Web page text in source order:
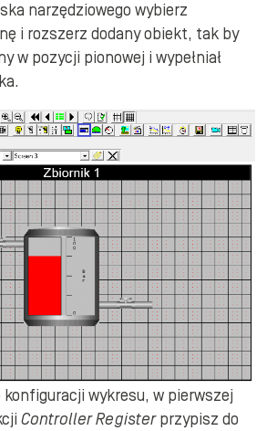
narzędziowego wybierz
i rozszerz dodany obiekt, tak by
w pozycji pionowej i wypełniał
konfiguracji wykresu, w pierwszej
Controller Registerprzypisz do